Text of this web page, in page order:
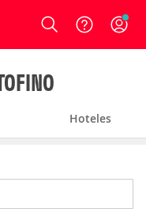
Login
Hoteles